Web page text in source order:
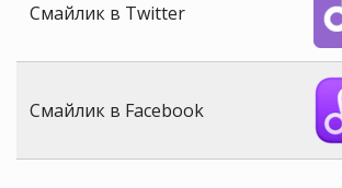
Смайлик в Twitter
Смайлик в Facebook